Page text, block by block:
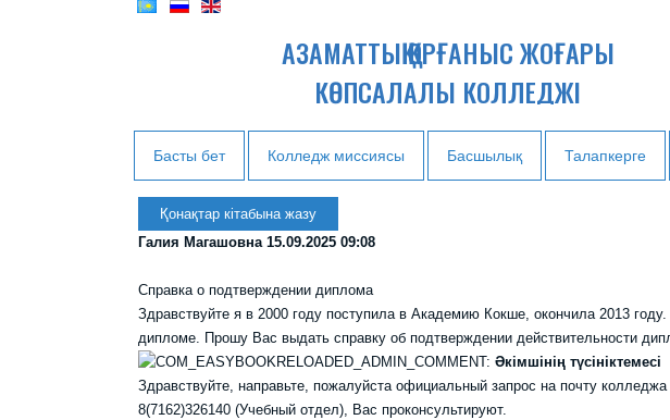
АЗАМАТТЫҚ ҚОРҒАНЫС ЖОҒАРЫ
КӨПСАЛАЛЫ КОЛЛЕДЖІ
Басты бет Колледж миссиясы Басшылық Талапкерге
Қонақтар кітабына жазу
Галия Магашовна 15.09.2025 09:08
Справка о подтверждении диплома
Здравствуйте я в 2000 году поступила в Академию Кокше, окончила 2013
дипломе. Прошу Вас выдать справку об подтверждении действительности
Әкімшінің түсініктемесі
Здравствуйте, направьте, пожалуйста официальный запрос на почту
8(7162)326140 (Учебный отдел), Вас проконсультируют.